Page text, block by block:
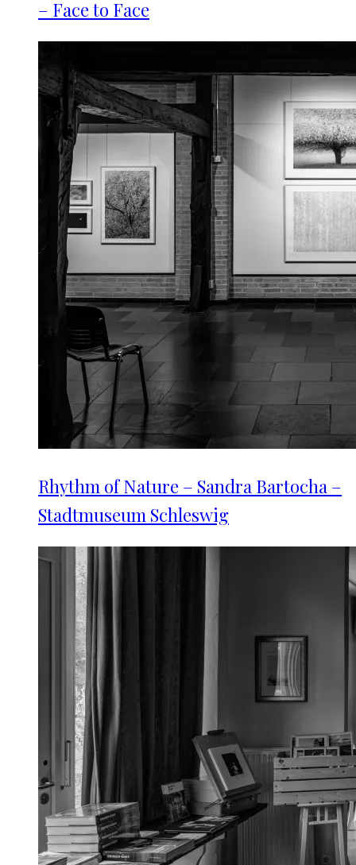
– Face to Face
Rhythm of Nature – Sandra Bartocha –
Stadtmuseum Schleswig